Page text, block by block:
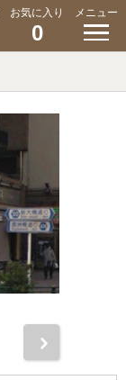
お気に入り
0
メニュー